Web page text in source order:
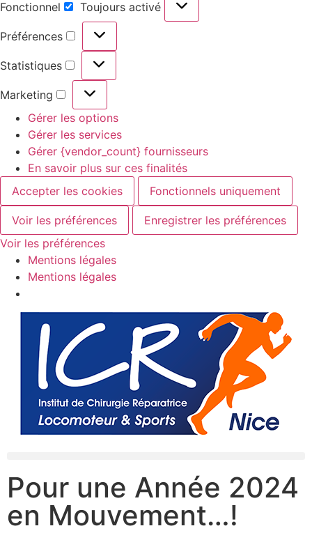
Fonctionnel
Toujours activé
Préférences
Statistiques
Marketing
Gérer les options
Gérer les services
Gérer {vendor_count} fournisseurs
En savoir plus sur ces finalités
Accepter les cookies
Fonctionnels uniquement
Voir les préférences
Enregistrer les préférences
Voir les préférences
Mentions légales
Mentions légales
Pour une Année 2024
en Mouvement…!